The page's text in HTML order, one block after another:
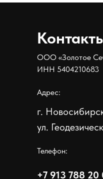
Адрес:
г.
ул.
Телефон:
+7 913 788 20
ООО «Золотое
ИНН 5404210683